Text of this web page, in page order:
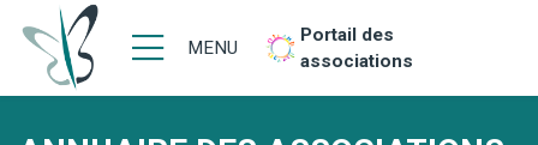
MENU
Portail des
associations